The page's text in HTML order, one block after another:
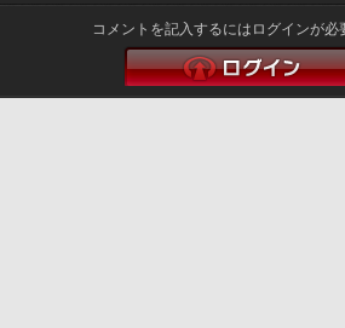
コメントを記入するにはログインが必